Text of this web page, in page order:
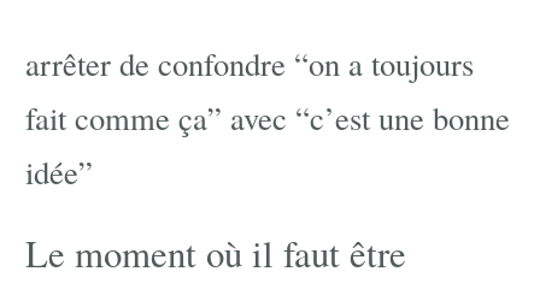
arrêter de confondre “on a toujours
fait comme ça” avec “c’est une bonne
idée”
Le moment où il faut être